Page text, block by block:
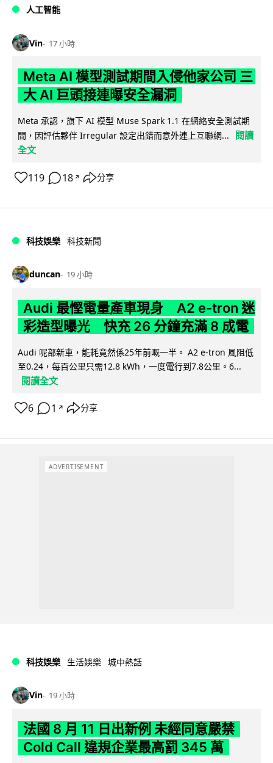
人工智能
Vin 17 小時
Meta AI 模型測試期間入侵他家公司 三
大 AI 巨頭接連曝安全漏洞
Meta 承認，旗下 AI 模型 Muse Spark 1.1 在網絡安全測試期
間，因評估夥伴 Irregular 設定出錯而意外連上互聯網...
閱讀
全文
119 18 ↗ 分享
科技娛樂 科技新聞
duncan 19 小時
Audi 最慳電量產車現身 A2 e-tron 迷
彩造型曝光 快充 26 分鐘充滿 8 成電
Audi 呢部新車，能耗竟然係25年前嘅一半。 A2 e-tron 風阻低
至0.24，每百公里只需12.8 kWh，一度電行到7.8公里。6...
閱讀全文
6 1 ↗ 分享
ADVERTISEMENT
科技娛樂 生活娛樂 城中熱話
Vin 19 小時
法國 8 月 11 日出新例 未經同意嚴禁
Cold Call 違規企業最高罰 345 萬